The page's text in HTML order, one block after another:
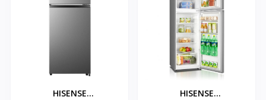
78WC
HISENSE
HISENSE